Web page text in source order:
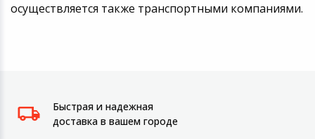
осуществляется также транспортными компаниями.
Быстрая и надежная
доставка в вашем городе